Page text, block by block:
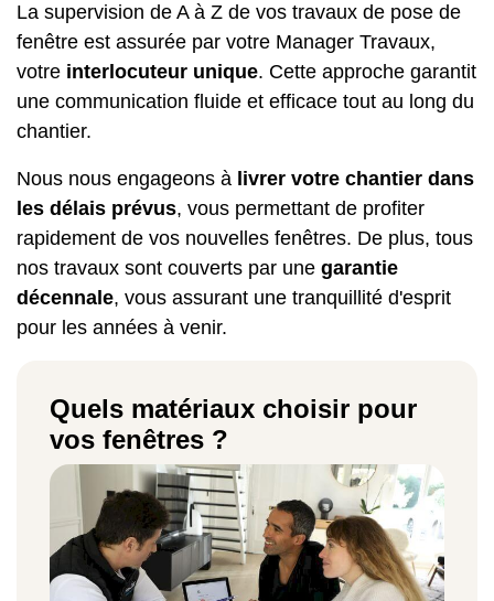
La supervision de A à Z de vos travaux de pose de
fenêtre est assurée par votre Manager Travaux,
votre interlocuteur unique. Cette approche garantit
une communication fluide et efficace tout au long du
chantier.
Nous nous engageons à livrer votre chantier dans
les délais prévus, vous permettant de profiter
rapidement de vos nouvelles fenêtres. De plus, tous
nos travaux sont couverts par une garantie
décennale, vous assurant une tranquillité d'esprit
pour les années à venir.
Quels matériaux choisir pour
vos fenêtres ?